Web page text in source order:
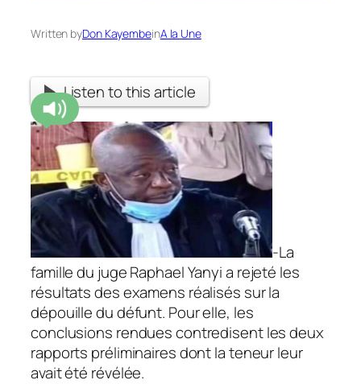
Written byDon KayembeinA la Une
Listen to this article
-La
famille du juge Raphael Yanyi a rejeté les
résultats des examens réalisés sur la
dépouille du défunt. Pour elle, les
conclusions rendues contredisent les deux
rapports préliminaires dont la teneur leur
avait été révélée.